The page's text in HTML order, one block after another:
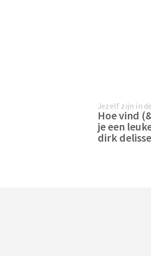
Jezelf zijn in
Hoe vind
je een
dirk